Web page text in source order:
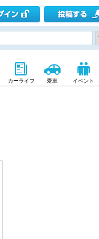
カーライフ 愛車 イベント